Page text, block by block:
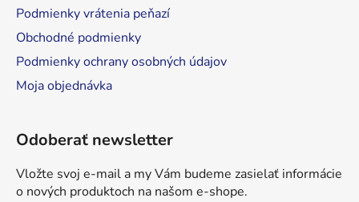
Podmienky vrátenia peňazí
Obchodné podmienky
Podmienky ochrany osobných údajov
Moja objednávka
Odoberať newsletter
Vložte svoj e-mail a my Vám budeme zasielať informácie
o nových produktoch na našom e-shope.